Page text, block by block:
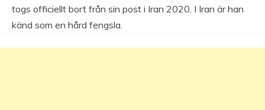
togs officiellt bort från sin post i Iran 2020. I Iran är han
känd som en hård fengsla.